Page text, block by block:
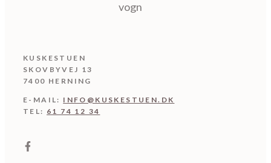
KUSKESTUEN
SKOVBYVEJ 13
7400 HERNING
E-MAIL: INFO@KUSKESTUEN.DK
TEL: 61 74 12 34